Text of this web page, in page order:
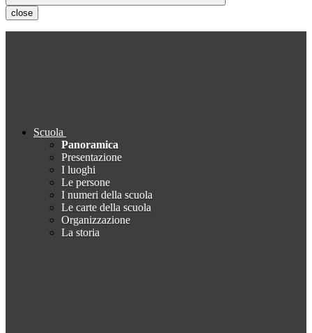
close
Scuola
Panoramica
Presentazione
I luoghi
Le persone
I numeri della scuola
Le carte della scuola
Organizzazione
La storia